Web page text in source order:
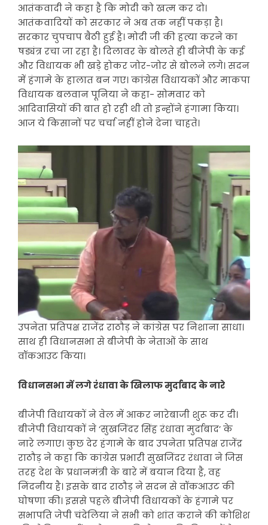
आतंकवादी ने कहा है कि मोदी को खत्म कर दो।
आतंकवादियों को सरकार ने अब तक नहीं पकड़ा है।
सरकार चुपचाप बैठी हुई है। मोदी जी की हत्या करने का
षड्यंत्र रचा जा रहा है। दिलावर के बोलते ही बीजेपी के कई
और विधायक भी खड़े होकर जोर-जोर से बोलने लगे। सदन
में हंगामे के हालात बन गए। कांग्रेस विधायकों और माकपा
विधायक बलवान पूनिया ने कहा- सोमवार को
आदिवासियों की बात हो रही थी तो इन्होंने हंगामा किया।
आज ये किसानों पर चर्चा नहीं होने देना चाहते।
उपनेता प्रतिपक्ष राजेंद्र राठौड़ ने कांग्रेस पर निशाना साधा।
साथ ही विधानसभा से बीजेपी के नेताओं के साथ
वॉकआउट किया।
विधानसभा में लगे रंधावा के खिलाफ मुर्दाबाद के नारे
बीजेपी विधायकों ने वेल में आकर नारेबाजी शुरू कर दी।
बीजेपी विधायकों ने ‘सुखजिंदर सिंह रंधावा मुर्दाबाद’ के
नारे लगाए। कुछ देर हंगामे के बाद उपनेता प्रतिपक्ष राजेंद्र
राठौड़ ने कहा कि कांग्रेस प्रभारी सुखजिंदर रंधावा ने जिस
तरह देश के प्रधानमंत्री के बारे में बयान दिया है, वह
निंदनीय है। इसके बाद राठौड़ ने सदन से वॉकआउट की
घोषणा की। इससे पहले बीजेपी विधायकों के हंगामे पर
सभापति जेपी चंदेलिया ने सभी को शांत कराने की कोशिश